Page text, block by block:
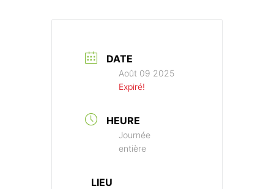
DATE
Août 09 2025
Expiré!
HEURE
Journée
entière
LIEU